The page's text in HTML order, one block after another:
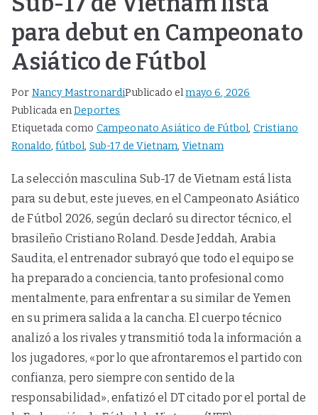
para debut en Campeonato
Asiático de Fútbol
Por Nancy MastronardiPublicado elmayo 6, 2026
Publicada enDeportes
Etiquetada como Campeonato Asiático de Fútbol, Cristiano
Ronaldo,fútbol, Sub-17 de Vietnam, Vietnam
La selección masculina Sub-17 de Vietnam está lista
para su debut, este jueves, en el Campeonato Asiático
de Fútbol 2026, según declaró su director técnico, el
brasileño Cristiano Roland. Desde Jeddah, Arabia
Saudita, el entrenador subrayó que todo el equipo se
ha preparado a conciencia, tanto profesional como
mentalmente, para enfrentar a su similar de Yemen
en su primera salida a la cancha. El cuerpo técnico
analizó a los rivales y transmitió toda la información a
los jugadores, «por lo que afrontaremos el partido con
confianza, pero siempre con sentido de la
responsabilidad», enfatizó el DT citado por el portal de